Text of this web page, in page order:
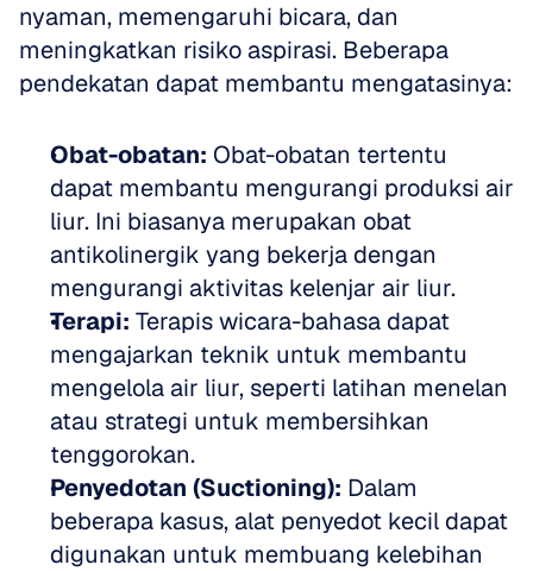
nyaman, memengaruhi bicara, dan
meningkatkan risiko aspirasi. Beberapa
pendekatan dapat membantu mengatasinya:
Obat-obatan: Obat-obatan tertentu
dapat membantu mengurangi produksi air
liur. Ini biasanya merupakan obat
antikolinergik yang bekerja dengan
mengurangi aktivitas kelenjar air liur.
Terapi: Terapis wicara-bahasa dapat
mengajarkan teknik untuk membantu
mengelola air liur, seperti latihan menelan
atau strategi untuk membersihkan
tenggorokan.
Penyedotan (Suctioning): Dalam
beberapa kasus, alat penyedot kecil dapat
digunakan untuk membuang kelebihan